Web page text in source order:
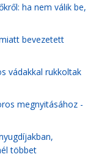
ha nem válik be,
bevezetett
vádakkal rukkoltak
megnyitásához -
többet